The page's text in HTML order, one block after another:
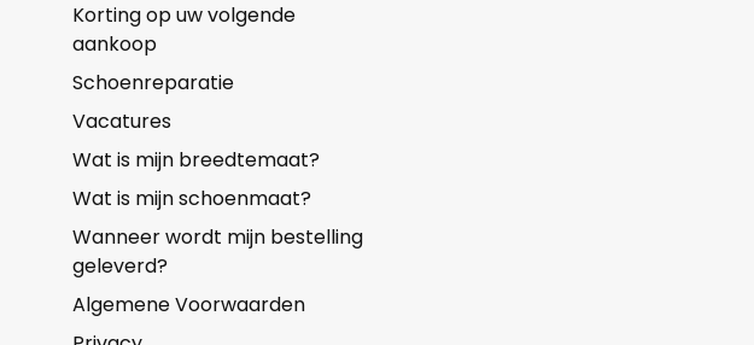
Korting op uw volgende
aankoop
Schoenreparatie
Vacatures
Wat is mijn breedtemaat?
Wat is mijn schoenmaat?
Wanneer wordt mijn bestelling
geleverd?
Algemene Voorwaarden